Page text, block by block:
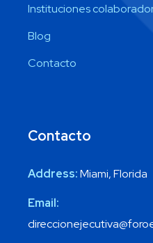
Instituciones
Blog
Contacto
Contacto
Address:Miami, Florida
Email: